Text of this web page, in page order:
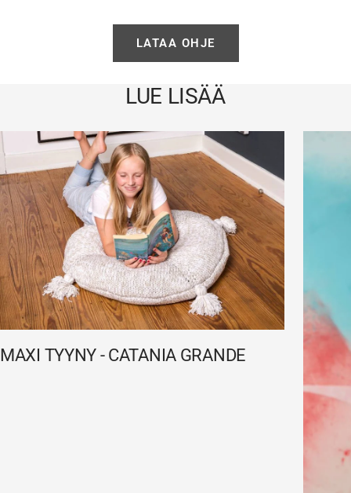
LATAA OHJE
LUE LISÄÄ
MAXI TYYNY - CATANIA GRANDE